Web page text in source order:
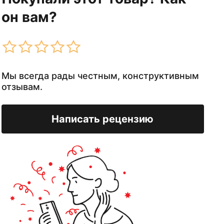
он вам?
Мы всегда рады честным, конструктивным
отзывам.
Написать рецензию